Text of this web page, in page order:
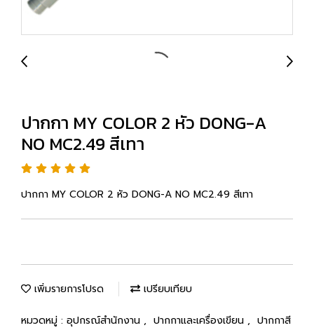
ปากกา MY COLOR 2 หัว DONG-A
NO MC2.49 สีเทา
ปากกา MY COLOR 2 หัว DONG-A NO MC2.49 สีเทา
เพิ่มรายการโปรด เปรียบเทียบ
หมวดหมู่ : อุปกรณ์สำนักงาน , ปากกาและเครื่องเขียน , ปากกาสี